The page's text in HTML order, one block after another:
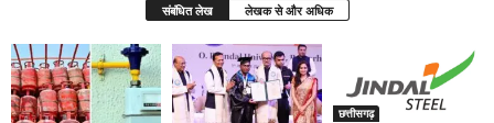
संबंधित लेख लेखक से और अधिक
छत्तीसगढ़